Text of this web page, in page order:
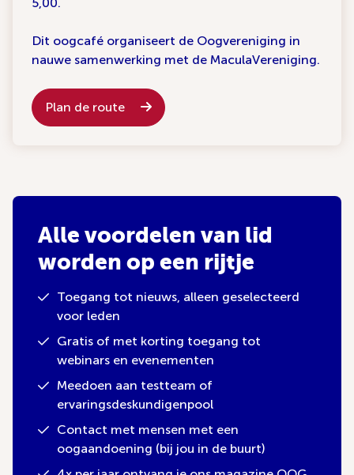
Dit oogcafé organiseert de Oogvereniging in
nauwe samenwerking met de MaculaVereniging.
Plan de route
Alle voordelen van lid
worden op een rijtje
Toegang tot nieuws, alleen geselecteerd
voor leden
Gratis of met korting toegang tot
webinars en evenementen
Meedoen aan testteam of
ervaringsdeskundigenpool
Contact met mensen met een
oogaandoening (bij jou in de buurt)